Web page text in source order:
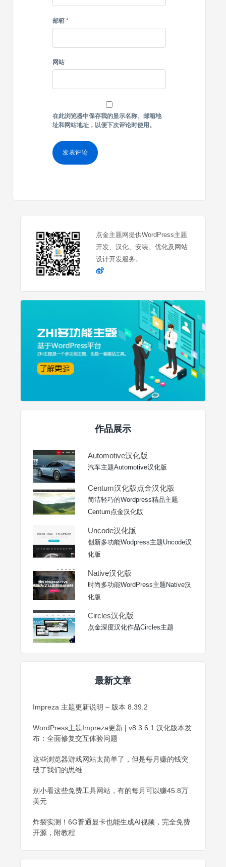
邮箱 *
网站
在此浏览器中保存我的显示名称、邮箱地
址和网站地址，以便下次评论时使用。
点金主题网提供WordPress主题
开发、汉化、安装、优化及网站
设计开发服务。
作品展示
Automotive汉化版
汽车主题Automotive汉化版
Centum汉化版点金汉化版
简洁轻巧的Wordpress精品主题
Centum点金汉化版
Uncode汉化版
创新多功能Wodpress主题Uncode汉
化版
Native汉化版
时尚多功能WordPress主题Native汉
化版
Circles汉化版
点金深度汉化作品Circles主题
最新文章
Impreza 主题更新说明 – 版本 8.39.2
WordPress主题Impreza更新 | v8.3.6.1 汉化版本发
布：全面修复交互体验问题
这些浏览器游戏网站太简单了，但是每月赚的钱突
破了我们的思维
别小看这些免费工具网站，有的每月可以赚45.8万
美元
炸裂实测！6G普通显卡也能生成AI视频，完全免费
开源，附教程